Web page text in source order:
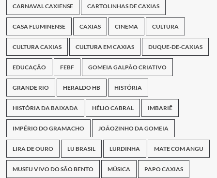
CARNAVAL CAXIENSE CARTOLINHAS DE CAXIAS
CASA FLUMINENSE CAXIAS CINEMA CULTURA
CULTURA CAXIAS CULTURA EM CAXIAS DUQUE-DE-CAXIAS
EDUCAÇÃO FEBF GOMEIA GALPÃO CRIATIVO
GRANDE RIO HERALDO HB HISTÓRIA
HISTÓRIA DA BAIXADA HÉLIO CABRAL IMBARIÊ
IMPÉRIO DO GRAMACHO JOÃOZINHO DA GOMEIA
LIRA DE OURO LU BRASIL LURDINHA MATE COM ANGU
MUSEU VIVO DO SÃO BENTO MÚSICA PAPO CAXIAS